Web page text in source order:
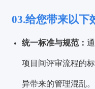
03.给您带来以下
统一标准与规范：
项目间评审流程的
异带来的管理混乱。